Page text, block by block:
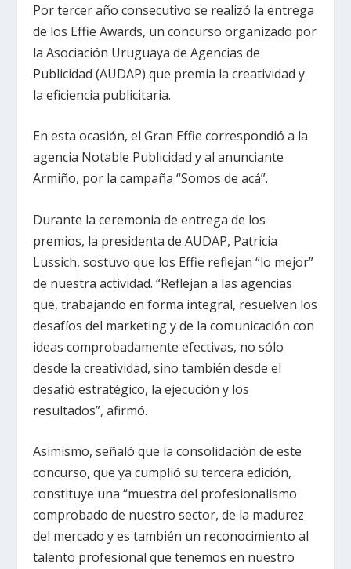
Por tercer año consecutivo se realizó la entrega
de los Effie Awards, un concurso organizado por
la Asociación Uruguaya de Agencias de
Publicidad (AUDAP) que premia la creatividad y
la eficiencia publicitaria.
En esta ocasión, el Gran Effie correspondió a la
agencia Notable Publicidad y al anunciante
Armiño, por la campaña “Somos de acá”.
Durante la ceremonia de entrega de los
premios, la presidenta de AUDAP, Patricia
Lussich, sostuvo que los Effie reflejan “lo mejor”
de nuestra actividad. “Reflejan a las agencias
que, trabajando en forma integral, resuelven los
desafíos del marketing y de la comunicación con
ideas comprobadamente efectivas, no sólo
desde la creatividad, sino también desde el
desafió estratégico, la ejecución y los
resultados”, afirmó.
Asimismo, señaló que la consolidación de este
concurso, que ya cumplió su tercera edición,
constituye una “muestra del profesionalismo
comprobado de nuestro sector, de la madurez
del mercado y es también un reconocimiento al
talento profesional que tenemos en nuestro